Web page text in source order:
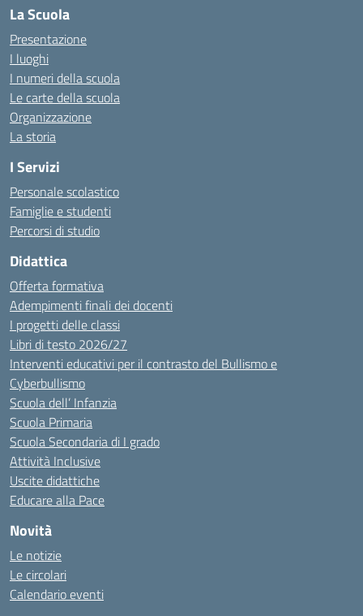
La Scuola
Presentazione
I luoghi
I numeri della scuola
Le carte della scuola
Organizzazione
La storia
I Servizi
Personale scolastico
Famiglie e studenti
Percorsi di studio
Didattica
Offerta formativa
Adempimenti finali dei docenti
I progetti delle classi
Libri di testo 2026/27
Interventi educativi per il contrasto del Bullismo e
Cyberbullismo
Scuola dell’ Infanzia
Scuola Primaria
Scuola Secondaria di I grado
Attività Inclusive
Uscite didattiche
Educare alla Pace
Novità
Le notizie
Le circolari
Calendario eventi